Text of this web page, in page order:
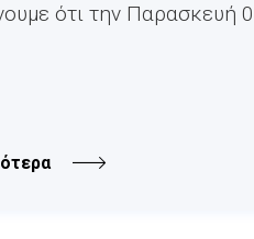
ότι την Παρασκευή